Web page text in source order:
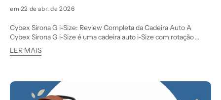
em 22 de abr. de 2026
Cybex Sirona G i-Size: Review Completa da Cadeira Auto A
Cybex Sirona G i-Size é uma cadeira auto i-Size com rotação
360º, pensada para pais que procuram segurança, conforto e
facilidade de utilização no dia a dia. Nesta review completa da
LER MAIS